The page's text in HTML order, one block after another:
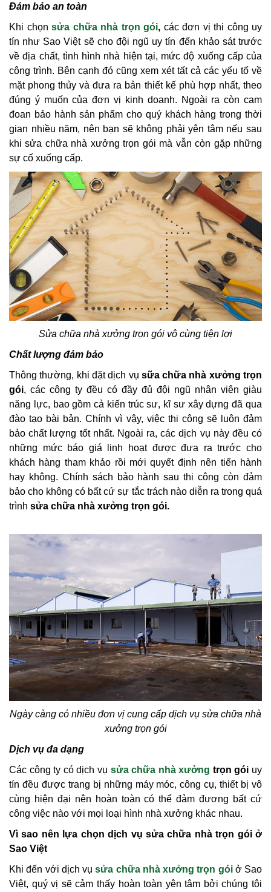
Đảm bảo an toàn
Khi chọn sửa chữa nhà trọn gói, các đơn vị thi công uy
tín như Sao Việt sẽ cho đội ngũ uy tín đến khảo sát trước
về địa chất, tình hình nhà hiện tại, mức độ xuống cấp của
công trình. Bên cạnh đó cũng xem xét tất cả các yếu tố về
mặt phong thủy và đưa ra bản thiết kế phù hợp nhất, theo
đúng ý muốn của đơn vị kinh doanh. Ngoài ra còn cam
đoan bảo hành sản phẩm cho quý khách hàng trong thời
gian nhiều năm, nên bạn sẽ không phải yên tâm nếu sau
khi sửa chữa nhà xưởng trọn gói mà vẫn còn gặp những
sự cố xuống cấp.
Sửa chữa nhà xưởng trọn gói vô cùng tiện lợi
Chất lượng đảm bảo
Thông thường, khi đặt dịch vụ sữa chữa nhà xưởng trọn
gói, các công ty đều có đầy đủ đội ngũ nhân viên giàu
năng lực, bao gồm cả kiến trúc sư, kĩ sư xây dựng đã qua
đào tạo bài bản. Chính vì vậy, việc thi công sẽ luôn đảm
bảo chất lượng tốt nhất. Ngoài ra, các dịch vụ này đều có
những mức báo giá linh hoạt được đưa ra trước cho
khách hàng tham khảo rồi mới quyết định nên tiến hành
hay không. Chính sách bảo hành sau thi công còn đảm
bảo cho không có bất cứ sự tắc trách nào diễn ra trong quá
trình sửa chữa nhà xưởng trọn gói.
Ngày càng có nhiều đơn vị cung cấp dịch vụ sửa chữa nhà
xưởng trọn gói
Dịch vụ đa dạng
Các công ty có dịch vụ sửa chữa nhà xưởng trọn gói uy
tín đều được trang bị những máy móc, công cụ, thiết bị vô
cùng hiện đại nên hoàn toàn có thể đảm đương bất cứ
công việc nào với mọi loại hình nhà xưởng khác nhau.
Vì sao nên lựa chọn dịch vụ sửa chữa nhà trọn gói ở
Sao Việt
Khi đến với dịch vụsửa chữa nhà xưởng trọn góiở Sao
Việt, quý vị sẽ cảm thấy hoàn toàn yên tâm bởi chúng tôi